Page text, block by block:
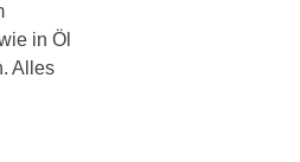
in Öl
Alles